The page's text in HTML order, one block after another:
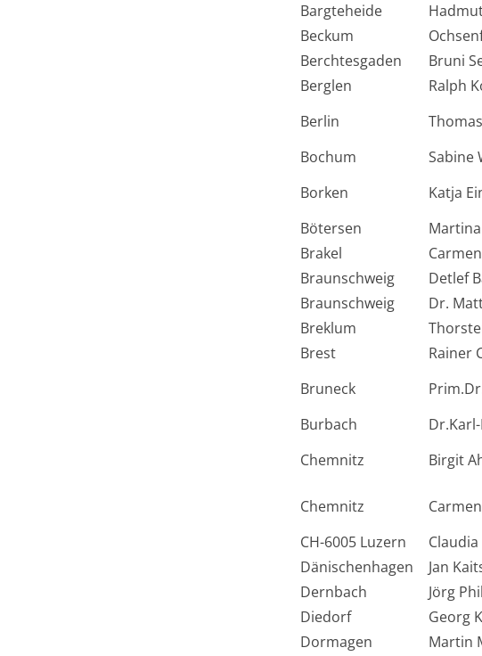
Bargteheide
Beckum
Berchtesgaden
Bruni
Berglen
Ralph
Berlin
Bochum
Sabine
Borken
Katja
Bötersen
Brakel
Braunschweig
Detlef
Braunschweig
Dr.
Breklum
Brest
Rainer
Bruneck
Burbach
Chemnitz
Birgit
Chemnitz
CH-6005 Luzern
Dänischenhagen
Jan
Dernbach
Jörg
Diedorf
Georg
Dormagen
Martin